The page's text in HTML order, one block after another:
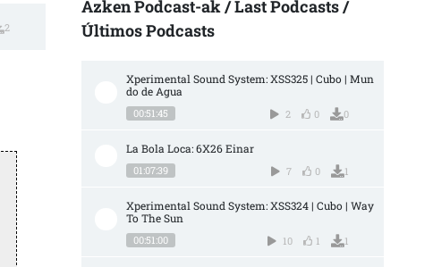
2
Azken Podcast-ak / Last Podcasts /
Últimos Podcasts
Xperimental Sound System: XSS325 | Cubo | Mun
do de Agua
00:51:45 2 0 0
La Bola Loca: 6X26 Einar
01:07:39 7 0 1
Xperimental Sound System: XSS324 | Cubo | Way
To The Sun
00:51:00 10 1 1